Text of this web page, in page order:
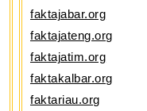
faktajabar.org
faktajateng.org
faktajatim.org
faktakalbar.org
faktariau.org